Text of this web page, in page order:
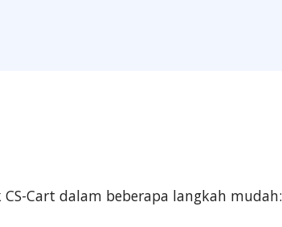
Cart dalam beberapa langkah mudah: